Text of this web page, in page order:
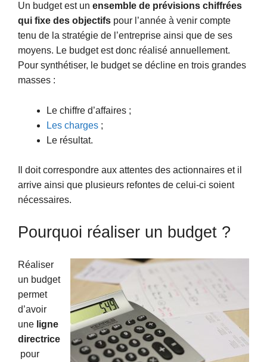
Un budget est un ensemble de prévisions chiffrées
qui fixe des objectifs pour l’année à venir compte
tenu de la stratégie de l’entreprise ainsi que de ses
moyens. Le budget est donc réalisé annuellement.
Pour synthétiser, le budget se décline en trois grandes
masses :
Le chiffre d’affaires ;
Les charges ;
Le résultat.
Il doit correspondre aux attentes des actionnaires et il
arrive ainsi que plusieurs refontes de celui-ci soient
nécessaires.
Pourquoi réaliser un budget ?
Réaliser
un budget
permet
d’avoir
une ligne
directrice
pour